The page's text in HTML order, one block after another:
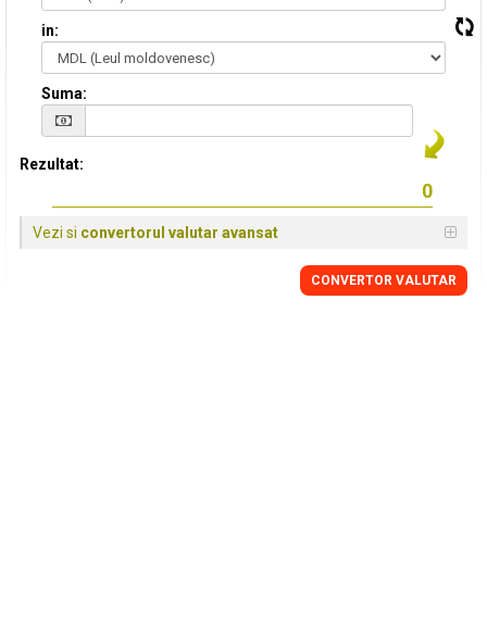
in:
Suma:
Rezultat:
Vezi si convertorul valutar avansat
CONVERTOR VALUTAR